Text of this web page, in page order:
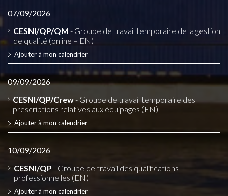
07/09/2026
CESNI/QP/QM - Groupe de travail temporaire de la gestion
de qualité (online – EN)
Ajouter à mon calendrier
09/09/2026
CESNI/QP/Crew- Groupe de travail temporaire des
prescriptions relatives aux équipages (EN)
Ajouter à mon calendrier
10/09/2026
CESNI/QP - Groupe de travail des qualifications
professionnelles (EN)
Ajouter à mon calendrier